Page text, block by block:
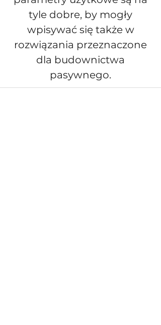
tyle dobre, by mogły
wpisywać się także w
rozwiązania przeznaczone
dla budownictwa
pasywnego.